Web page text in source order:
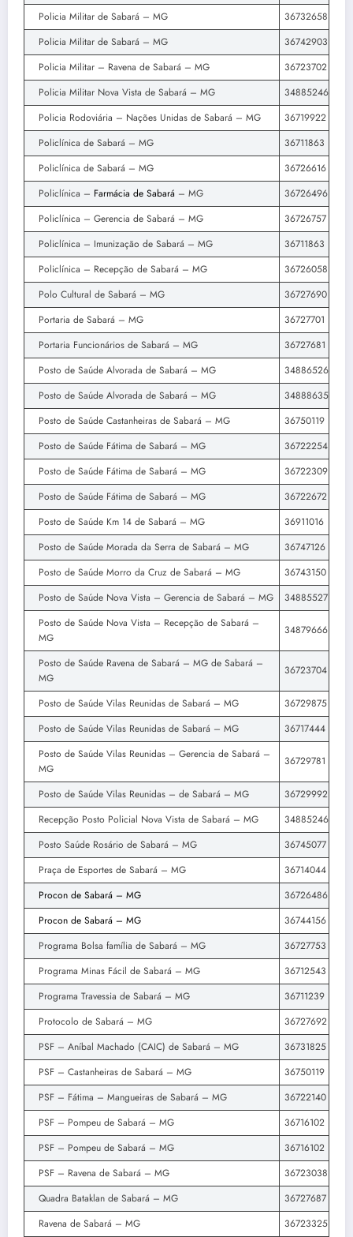
Policia Militar de Sabará – MG
36732658
Policia Militar de Sabará – MG
36742903
Policia Militar – Ravena de Sabará – MG
36723702
Policia Militar Nova Vista de Sabará – MG
34885246
Policia Rodoviária – Nações Unidas de Sabará – MG
36719922
Policlínica de Sabará – MG
36711863
Policlínica de Sabará – MG
36726616
Policlínica – Farmácia de Sabará – MG
36726496
Policlínica – Gerencia de Sabará – MG
36726757
Policlínica – Imunização de Sabará – MG
36711863
Policlínica – Recepção de Sabará – MG
36726058
Polo Cultural de Sabará – MG
36727690
Portaria de Sabará – MG
36727701
Portaria Funcionários de Sabará – MG
36727681
Posto de Saúde Alvorada de Sabará – MG
34886526
Posto de Saúde Alvorada de Sabará – MG
34888635
Posto de Saúde Castanheiras de Sabará – MG
36750119
Posto de Saúde Fátima de Sabará – MG
36722254
Posto de Saúde Fátima de Sabará – MG
36722309
Posto de Saúde Fátima de Sabará – MG
36722672
Posto de Saúde Km 14 de Sabará – MG
36911016
Posto de Saúde Morada da Serra de Sabará – MG
36747126
Posto de Saúde Morro da Cruz de Sabará – MG
36743150
Posto de Saúde Nova Vista – Gerencia de Sabará – MG
34885527
Posto de Saúde Nova Vista – Recepção de Sabará –
MG
34879666
Posto de Saúde Ravena de Sabará – MG de Sabará –
MG
36723704
Posto de Saúde Vilas Reunidas de Sabará – MG
36729875
Posto de Saúde Vilas Reunidas de Sabará – MG
36717444
Posto de Saúde Vilas Reunidas – Gerencia de Sabará –
MG
36729781
Posto de Saúde Vilas Reunidas – de Sabará – MG
36729992
Recepção Posto Policial Nova Vista de Sabará – MG
34885246
Posto Saúde Rosário de Sabará – MG
36745077
Praça de Esportes de Sabará – MG
36714044
Procon de Sabará – MG
36726486
Procon de Sabará – MG
36744156
Programa Bolsa família de Sabará – MG
36727753
Programa Minas Fácil de Sabará – MG
36712543
Programa Travessia de Sabará – MG
36711239
Protocolo de Sabará – MG
36727692
PSF – Aníbal Machado (CAIC) de Sabará – MG
36731825
PSF – Castanheiras de Sabará – MG
36750119
PSF – Fátima – Mangueiras de Sabará – MG
36722140
PSF – Pompeu de Sabará – MG
36716102
PSF – Pompeu de Sabará – MG
36716102
PSF – Ravena de Sabará – MG
36723038
Quadra Bataklan de Sabará – MG
36727687
Ravena de Sabará – MG
36723325